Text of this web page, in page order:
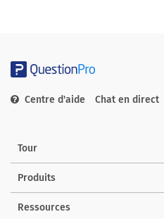
Centre d'aide Chat en direct
Tour
Produits
Ressources